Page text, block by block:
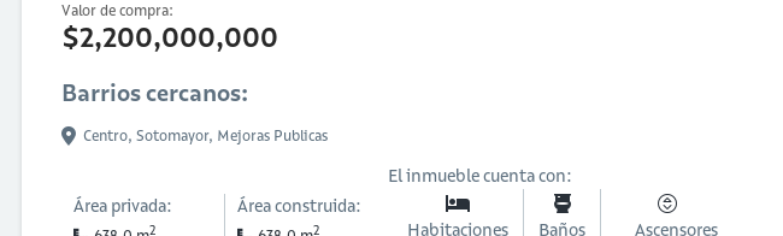
Valor de compra:
$2,200,000,000
Barrios cercanos:
Centro, Sotomayor, Mejoras Publicas
Área privada:
2
Área construida:
2
El inmueble cuenta con:
Habitaciones
Baños
Ascensores